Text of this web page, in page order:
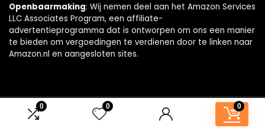
0 0 0
Openbaarmaking: Wij nemen deel aan het Amazon Services
LLC Associates Program, een affiliate-
advertentieprogramma dat is ontworpen om ons een manier
te bieden om vergoedingen te verdienen door te linken naar
Amazon.nl en aangesloten sites.
© badkamerkastjes.nl. Alle rechten voorbehouden.